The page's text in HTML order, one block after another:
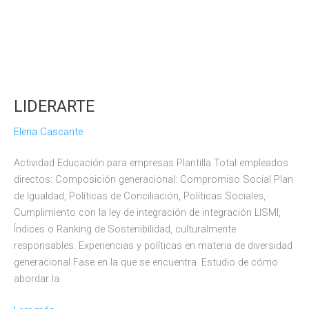
LIDERARTE
Elena Cascante
Actividad Educación para empresas Plantilla Total empleados
directos: Composición generacional: Compromiso Social Plan
de Igualdad, Políticas de Conciliación, Políticas Sociales,
Cumplimiento con la ley de integración de integración LISMI,
Índices o Ranking de Sostenibilidad, culturalmente
responsables. Experiencias y políticas en materia de diversidad
generacional Fase en la que se encuentra. Estudio de cómo
abordar la